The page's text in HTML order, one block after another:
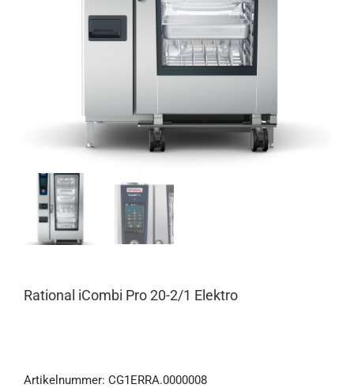
Rational iCombi Pro 20-2/1 Elektro
Artikelnummer: CG1ERRA.0000008